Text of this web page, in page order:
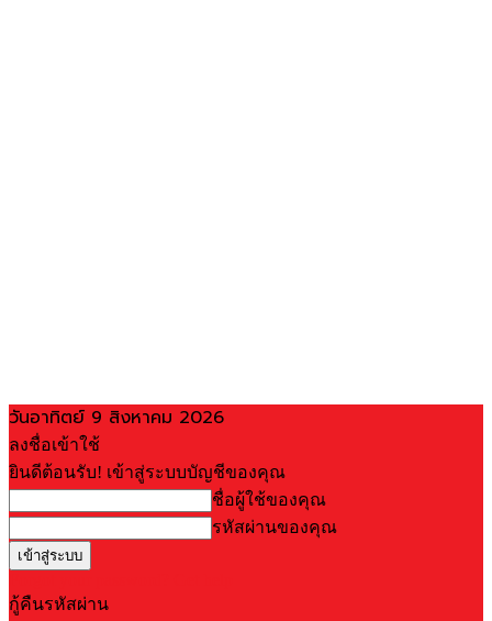
วันอาทิตย์ 9 สิงหาคม 2026
ลงชื่อเข้าใช้
ยินดีต้อนรับ! เข้าสู่ระบบบัญชีของคุณ
ชื่อผู้ใช้ของคุณ
รหัสผ่านของคุณ
กู้คืนรหัสผ่าน